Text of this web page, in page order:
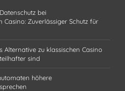
bei
Zuverlässiger Schutz für
Alternative zu klassischen Casino
sind
höhere